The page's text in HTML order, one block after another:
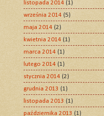
listopada 2014 (1)
września 2014 (5)
maja 2014 (2)
kwietnia 2014 (1)
marca 2014 (1)
lutego 2014 (1)
stycznia 2014 (2)
grudnia 2013 (1)
listopada 2013 (1)
października 2013 (1)